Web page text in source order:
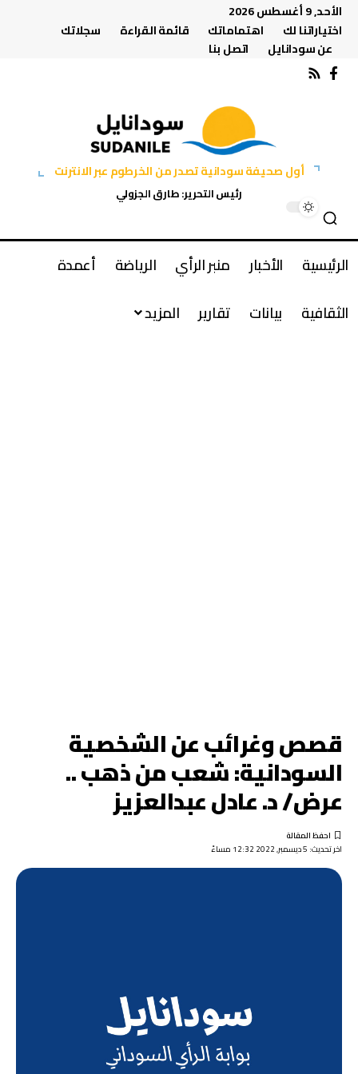
الأحد, 9 أغسطس 2026
اختياراتنا لك
اهتماماتك قائمة القراءة
سجلاتك
عن سودانايل
اتصل بنا
أول صحيفة سودانية تصدر من الخرطوم عبر الانترنت
رئيس التحرير: طارق الجزولي
الرئيسية الأخبار منبر الرأي الرياضة
أعمدة
الثقافية
بيانات تقارير المزيد
قصص وغرائب عن الشخصية
السودانية: شعب من ذهب ..
عرض/ د. عادل عبدالعزيز
اخر تحديث: 5 ديسمبر, 2022 12:32 مساءً